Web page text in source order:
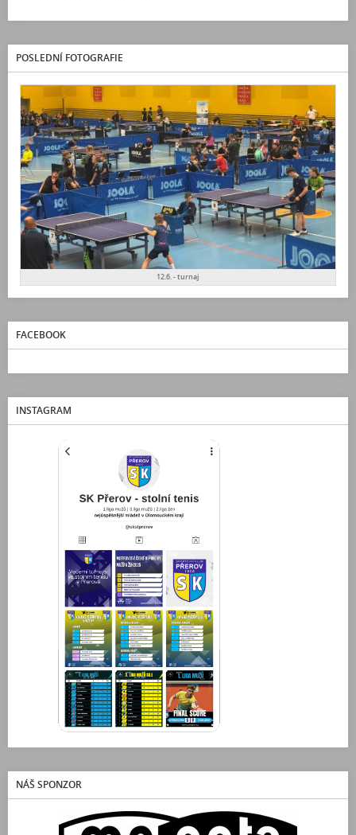
POSLEDNÍ FOTOGRAFIE
12.6. - turnaj
FACEBOOK
INSTAGRAM
NÁŠ SPONZOR